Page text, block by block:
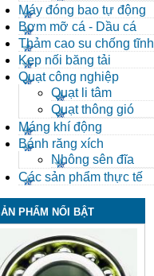
Máy đóng bao tự động
Bơm mỡ cá - Dầu cá
Thảm cao su chống tĩnh
điện
Kẹp nối băng tải
Quạt công nghiệp
Quạt li tâm
Quạt thông gió
Máng khí động
Bánh răng xích
Nhông sên đĩa
Các sản phẩm thực tế
PHẨM NỔI BẬT